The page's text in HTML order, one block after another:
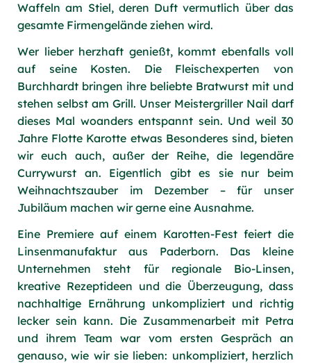
Waffeln am Stiel, deren Duft vermutlich über das
gesamte Firmengelände ziehen wird.
Wer lieber herzhaft genießt, kommt ebenfalls voll
auf seine Kosten. Die Fleischexperten von
Burchhardt bringen ihre beliebte Bratwurst mit und
stehen selbst am Grill. Unser Meistergriller Nail darf
dieses Mal woanders entspannt sein. Und weil 30
Jahre Flotte Karotte etwas Besonderes sind, bieten
wir euch auch, außer der Reihe, die legendäre
Currywurst an. Eigentlich gibt es sie nur beim
Weihnachtszauber im Dezember – für unser
Jubiläum machen wir gerne eine Ausnahme.
Eine Premiere auf einem Karotten-Fest feiert die
Linsenmanufaktur aus Paderborn. Das kleine
Unternehmen steht für regionale Bio-Linsen,
kreative Rezeptideen und die Überzeugung, dass
nachhaltige Ernährung unkompliziert und richtig
lecker sein kann. Die Zusammenarbeit mit Petra
und ihrem Team war vom ersten Gespräch an
genauso, wie wir sie lieben: unkompliziert, herzlich